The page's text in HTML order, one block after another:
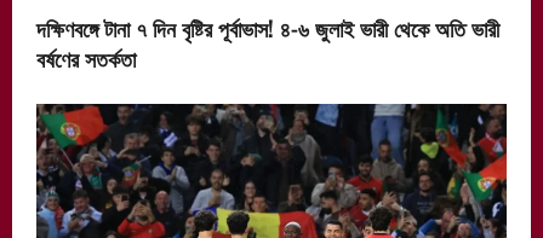
দক্ষিণবঙ্গে টানা ৭ দিন বৃষ্টির পূর্বাভাস! ৪-৬ জুলাই ভারী থেকে অতি ভারী
বর্ষণের সতর্কতা